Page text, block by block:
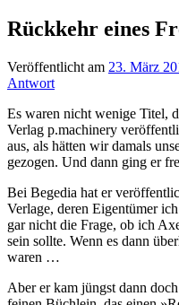
Rückkehr eines
Veröffentlicht am 23. März
Antwort
Es waren nicht wenige Titel,
Verlag p.machinery
aus, als hätten wir damals
gezogen. Und dann ging er
Bei Begedia hat er
Verlage, deren Eigentümer
gar nicht die Frage, ob ich
sein sollte. Wenn es dann
waren …
Aber er kam jüngst dann